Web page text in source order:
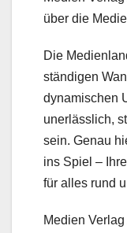
über die
Die
ständigen
dynamischen
unerlässlich,
sein. Genau
ins Spiel –
für alles rund
Medien